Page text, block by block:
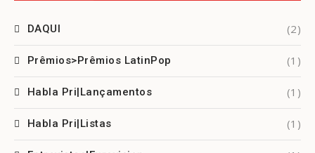
DAQUI (2)
Prêmios>Prêmios LatinPop (1)
Habla Pri|Lançamentos (1)
Habla Pri|Listas (1)